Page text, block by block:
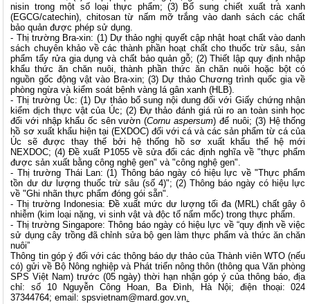
nisin trong một số loại thực phẩm; (3) Bổ sung chiết xuất trà xanh
(EGCG/catechin), chitosan từ nấm mỡ trắng vào danh sách các chất
bảo quản được phép sử dụng.
- Thị trường Bra-xin: (1) Dự thảo nghị quyết cập nhật hoạt chất vào danh
sách chuyên khảo về các thành phần hoạt chất cho thuốc trừ sâu, sản
phẩm tẩy rửa gia dụng và chất bảo quản gỗ; (2) Thiết lập quy định nhập
khẩu thức ăn chăn nuôi, thành phần thức ăn chăn nuôi hoặc bột có
nguồn gốc động vật vào Bra-xin; (3) Dự thảo Chương trình quốc gia về
phòng ngừa và kiểm soát bệnh vàng lá gân xanh (HLB).
- Thị trường Úc: (1) Dự thảo bổ sung nội dung đối với Giấy chứng nhận
kiểm dịch thực vật của Úc; (2) Đự thảo đánh giá rủi ro an toàn sinh học
đối với nhập khẩu ốc sên vườn (Cornu aspersum) để nuôi; (3) Hệ thống
hồ sơ xuất khẩu hiện tại (EXDOC) đối với cá và các sản phẩm từ cá của
Úc sẽ được thay thế bởi hệ thống hồ sơ xuất khẩu thế hệ mới
NEXDOC; (4) Đề xuất P1055 về sửa đổi các định nghĩa về "thực phẩm
được sản xuất bằng công nghệ gen" và "công nghệ gen".
- Thị trường Thái Lan: (1) Thông báo ngày có hiệu lực về "Thực phẩm
tồn dư dư lượng thuốc trừ sâu (số 4)"; (2) Thông báo ngày có hiệu lực
về "Ghi nhãn thực phẩm đóng gói sẵn".
- Thị trường Indonesia: Đề xuất mức dư lượng tối đa (MRL) chất gây ô
nhiễm (kim loại nặng, vi sinh vật và độc tố nấm mốc) trong thực phẩm.
- Thị trường Singapore: Thông báo ngày có hiệu lực về “quy định về việc
sử dụng cây trồng đã chỉnh sửa bộ gen làm thực phẩm và thức ăn chăn
nuôi”
Thông tin góp ý đối với các thông báo dự thảo của Thành viên WTO (nếu
có) gửi về Bộ Nông nghiệp và Phát triển nông thôn (thông qua Văn phòng
SPS Việt Nam) trước (05 ngày) thời hạn nhận góp ý của thông báo, địa
chỉ: số 10 Nguyễn Công Hoan, Ba Đình, Hà Nội; điện thoại: 024
37344764; email:spsvietnam@mard.gov.vn.